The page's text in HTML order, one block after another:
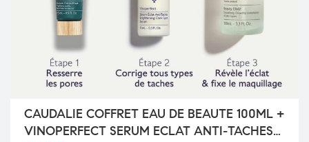
CAUDALIE COFFRET EAU DE BEAUTE 100ML +
VINOPERFECT SERUM ECLAT ANTI-TACHES